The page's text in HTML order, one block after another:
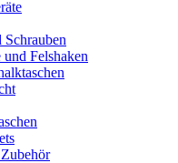
Felshaken